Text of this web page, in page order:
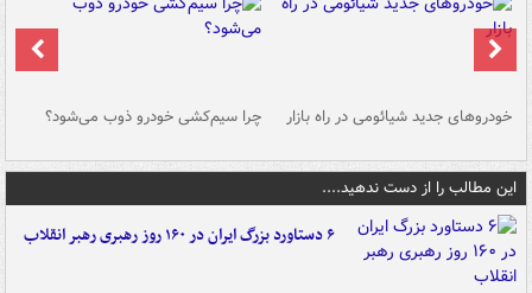
خودروهای جدید شیائومی در راه بازار چرا سیم‌کشی خودرو ذوب می‌شود؟
این مطالب را از دست ندهید....
۶ دستاورد بزرگ ایران در ۱۶۰ روز رهبری رهبر انقلاب